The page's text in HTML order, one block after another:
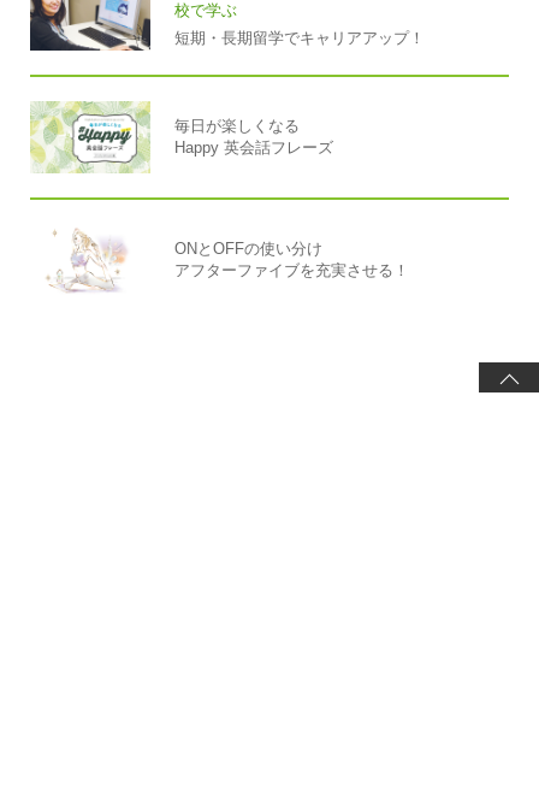
校で学ぶ
短期・長期留学でキャリアアップ！
毎日が楽しくなる
Happy 英会話フレーズ
ONとOFFの使い分け
アフターファイブを充実させる！